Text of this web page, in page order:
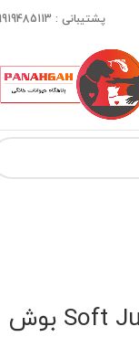
پشتیبانی : 09919485113
غذای سافت جونیور با مرغ و سیب زمینی Soft Junior بوش